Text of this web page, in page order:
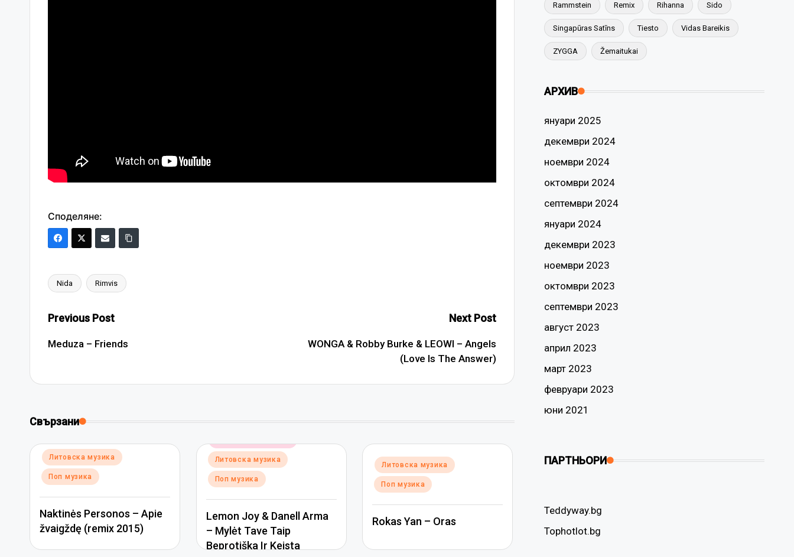
Споделяне:
Tags:
Nida Rimvis
Post
navigation
Previous Post
Meduza – Friends
Next Post
WONGA & Robby Burke & LEOWI – Angels
(Love Is The Answer)
Свързани
Posted
in
Литовска музика
Поп музика
Naktinės Personos – Apie
žvaigždę (remix 2015)
in
Литовска музика
Поп музика
Lemon Joy & Danell Arma
– Mylėt Tave Taip
Beprotiška Ir Keista
Posted
in
Литовска музика
Поп музика
Rokas Yan – Oras
Rammstein Remix Rihanna Sido
Singapūras Satīns Tiesto Vidas Bareikis
ZYGGA Žemaitukai
АРХИВ
януари 2025
декември 2024
ноември 2024
октомври 2024
септември 2024
януари 2024
декември 2023
ноември 2023
октомври 2023
септември 2023
август 2023
април 2023
март 2023
февруари 2023
юни 2021
ПАРТНЬОРИ
Teddyway.bg
Tophotlot.bg